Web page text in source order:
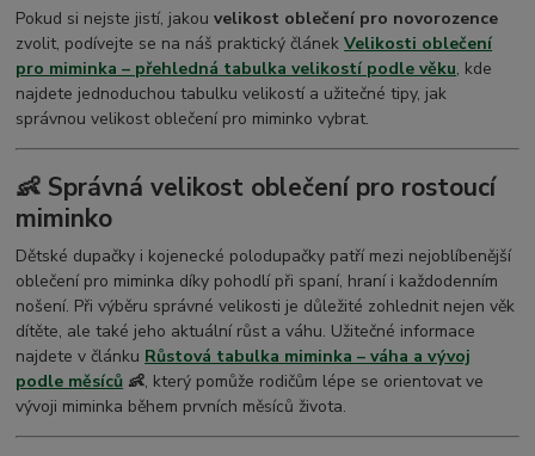
Pokud si nejste jistí, jakouvelikost oblečení pro novorozence
zvolit, podívejte se na náš praktický článekVelikosti oblečení
pro miminka – přehledná tabulka velikostí podle věku, kde
najdete jednoduchou tabulku velikostí a užitečné tipy, jak
správnou velikost oblečení pro miminko vybrat.
👶 Správná velikost oblečení pro rostoucí
miminko
Dětské dupačky i kojenecké polodupačky patří mezi nejoblíbenější
oblečení pro miminka díky pohodlí při spaní, hraní i každodenním
nošení. Při výběru správné velikosti je důležité zohlednit nejen věk
dítěte, ale také jeho aktuální růst a váhu. Užitečné informace
najdete v článku Růstová tabulka miminka – váha a vývoj
podle měsíců 👶, který pomůže rodičům lépe se orientovat ve
vývoji miminka během prvních měsíců života.